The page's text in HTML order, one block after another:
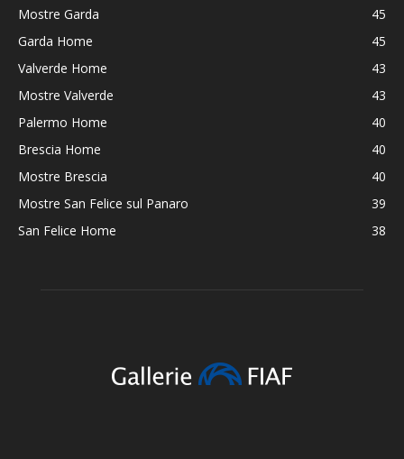
Mostre Garda
45
Garda Home
45
Valverde Home
43
Mostre Valverde
43
Palermo Home
40
Brescia Home
40
Mostre Brescia
40
Mostre San Felice sul Panaro
39
San Felice Home
38